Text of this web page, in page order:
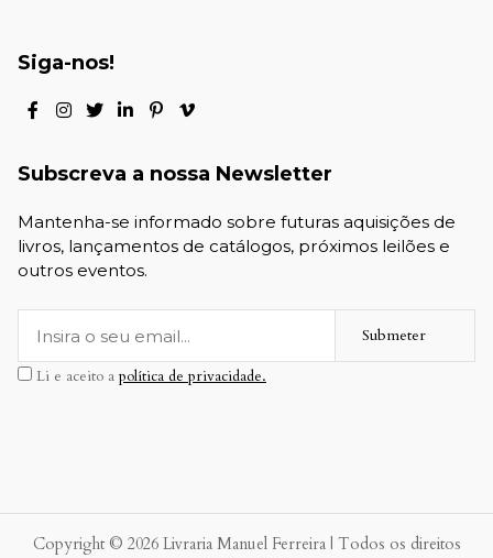
Siga-nos!
Subscreva a nossa Newsletter
Mantenha-se informado sobre futuras aquisições de
livros, lançamentos de catálogos, próximos leilões e
outros eventos.
Submeter
Li e aceito a política de privacidade.
Copyright © 2026 Livraria Manuel Ferreira | Todos os direitos